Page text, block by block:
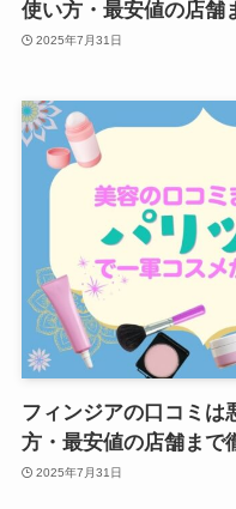
使い方・最安値の店舗
2025年7月31日
フィンジアの口コミは
方・最安値の店舗まで
2025年7月31日